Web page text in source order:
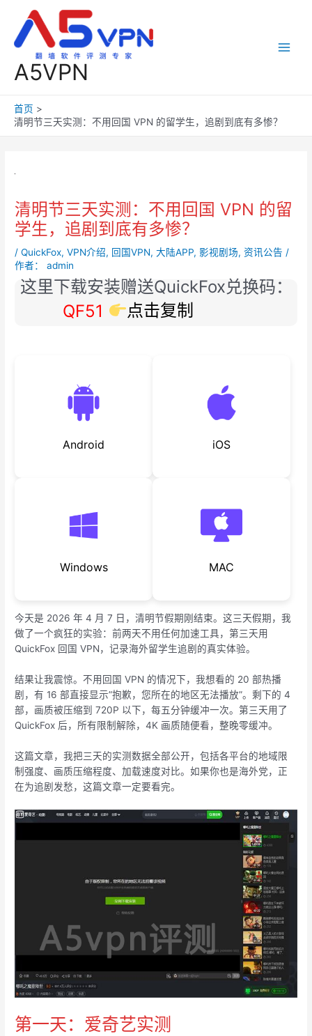
A5VPN
首页
清明节三天实测：不用回国 VPN 的留学生，追剧到底有多惨？
清明节三天实测：不用回国 VPN 的留
学生，追剧到底有多惨？
/QuickFox,VPN介绍, 回国VPN,大陆APP,影视剧场,资讯公告 /
作者：
admin
这里下载安装赠送QuickFox兑换码：
QF51
点击复制
Android iOS
Windows MAC
今天是 2026 年 4 月 7 日，清明节假期刚结束。这三天假期，我
做了一个疯狂的实验：前两天不用任何加速工具，第三天用
QuickFox 回国 VPN，记录海外留学生追剧的真实体验。
结果让我震惊。不用回国 VPN 的情况下，我想看的 20 部热播
剧，有 16 部直接显示”抱歉，您所在的地区无法播放”。剩下的 4
部，画质被压缩到 720P 以下，每五分钟缓冲一次。第三天用了
QuickFox 后，所有限制解除，4K 画质随便看，整晚零缓冲。
这篇文章，我把三天的实测数据全部公开，包括各平台的地域限
制强度、画质压缩程度、加载速度对比。如果你也是海外党，正
在为追剧发愁，这篇文章一定要看完。
第一天：爱奇艺实测